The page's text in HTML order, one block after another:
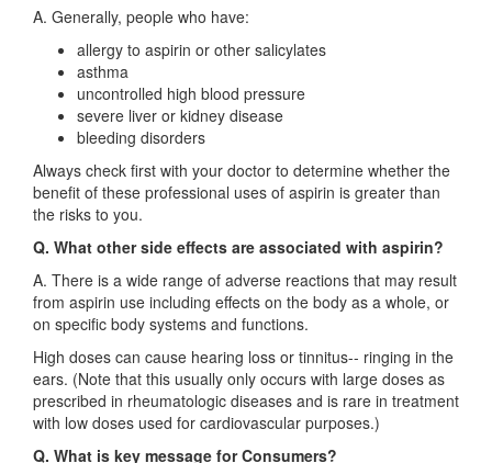
A. Generally, people who have:
allergy to aspirin or other salicylates
asthma
uncontrolled high blood pressure
severe liver or kidney disease
bleeding disorders
Always check first with your doctor to determine whether the
benefit of these professional uses of aspirin is greater than
the risks to you.
Q. What other side effects are associated with aspirin?
A. There is a wide range of adverse reactions that may result
from aspirin use including effects on the body as a whole, or
on specific body systems and functions.
High doses can cause hearing loss or tinnitus-- ringing in the
ears. (Note that this usually only occurs with large doses as
prescribed in rheumatologic diseases and is rare in treatment
with low doses used for cardiovascular purposes.)
Q. What is key message for Consumers?